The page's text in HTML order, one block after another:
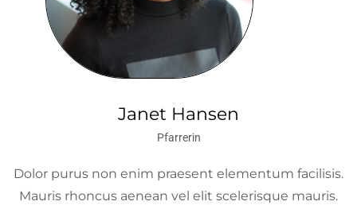
Janet Hansen
Pfarrerin
Dolor purus non enim praesent elementum facilisis.
Mauris rhoncus aenean vel elit scelerisque mauris.